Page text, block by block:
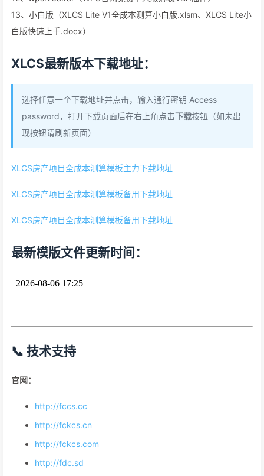
13、小白版（XLCS Lite V1全成本测算小白版.xlsm、XLCS Lite小
白版快速上手.docx）
XLCS最新版本下载地址：
选择任意一个下载地址并点击，输入通行密钥 Access
password，打开下载页面后在右上角点击下载按钮（如未出
现按钮请刷新页面）
XLCS房产项目全成本测算模板主力下载地址
XLCS房产项目全成本测算模板备用下载地址
XLCS房产项目全成本测算模板备用下载地址
最新模版文件更新时间：
📞 技术支持
官网：
http://fccs.cc
http://fckcs.cn
http://fckcs.com
http://fdc.sd